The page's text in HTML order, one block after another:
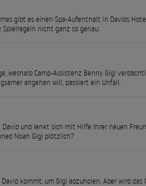
gibt es einen Spa-Aufenthalt in Davids
nicht ganz so genau.
weshalb Camp-Assistenz Benny Gigi
angehen will, passiert ein Unfall.
David und lenkt sich mit Hilfe ihrer neuen
Noah Gigi plötzlich?
kommt, um Gigi abzuholen. Aber wird